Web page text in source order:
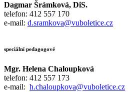
Dagmar Šrámková, DiS.
telefon: 412 557 170
e-mail: d.sramkova@vuboletice.cz
speciální pedagogové
Mgr. Helena Chaloupková
telefon: 412 557 173
e-mail: h.chaloupkova@vuboletice.cz